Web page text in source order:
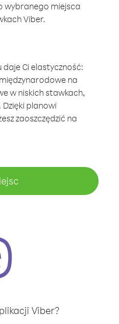
wybranego miejsca
Viber.
Ci elastyczność:
na
w niskich stawkach,
planowi
zaoszczędzić na
Viber?